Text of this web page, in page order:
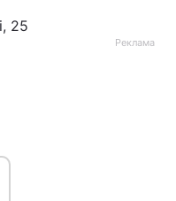
25
Реклама